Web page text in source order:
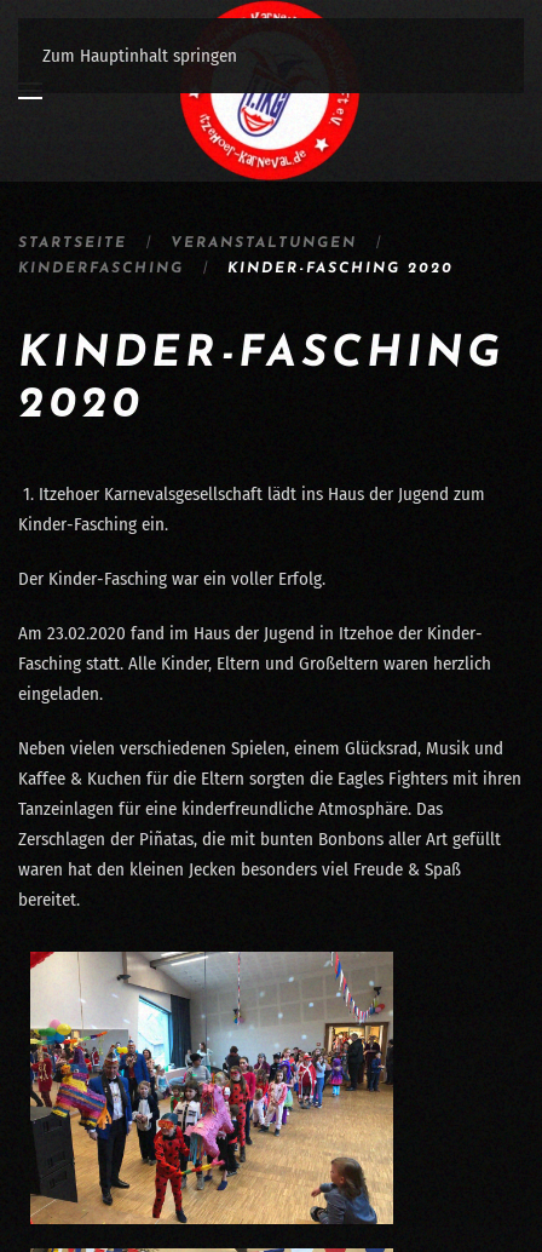
Zum Hauptinhalt springen
STARTSEITE
VERANSTALTUNGEN
KINDERFASCHING
KINDER-FASCHING 2020
KINDER-FASCHING
2020
1. Itzehoer Karnevalsgesellschaft lädt ins Haus der Jugend zum
Kinder-Fasching ein.
Der Kinder-Fasching war ein voller Erfolg.
Am 23.02.2020 fand im Haus der Jugend in Itzehoe der Kinder-
Fasching statt. Alle Kinder, Eltern und Großeltern waren herzlich
eingeladen.
Neben vielen verschiedenen Spielen, einem Glücksrad, Musik und
Kaffee & Kuchen für die Eltern sorgten die Eagles Fighters mit ihren
Tanzeinlagen für eine kinderfreundliche Atmosphäre. Das
Zerschlagen der Piñatas, die mit bunten Bonbons aller Art gefüllt
waren hat den kleinen Jecken besonders viel Freude & Spaß
bereitet.